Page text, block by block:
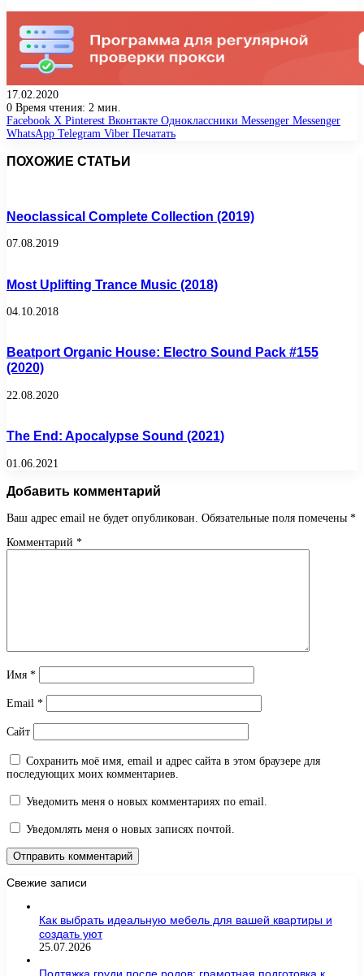
17.02.2020
0 Время чтения: 2 мин.
Facebook X Pinterest Вконтакте Одноклассники Messenger Messenger
WhatsApp Telegram Viber Печатать
ПОХОЖИЕ СТАТЬИ
Neoclassical Complete Collection (2019)
07.08.2019
Most Uplifting Trance Music (2018)
04.10.2018
Beatport Organic House: Electro Sound Pack #155
(2020)
22.08.2020
The End: Apocalypse Sound (2021)
01.06.2021
Добавить комментарий
Ваш адрес email не будет опубликован. Обязательные поля помечены *
Комментарий *
Имя *
Email *
Сайт
Сохранить моё имя, email и адрес сайта в этом браузере для
последующих моих комментариев.
Уведомить меня о новых комментариях по email.
Уведомлять меня о новых записях почтой.
Свежие записи
Как выбрать идеальную мебель для вашей квартиры и
создать уют
25.07.2026